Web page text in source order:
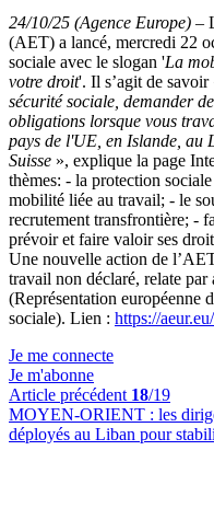
24/10/25 (Agence Europe) –
(AET) a lancé, mercredi 22
sociale avec le slogan 'La
votre droit'. Il s’agit de savoir
sécurité sociale, demander
obligations lorsque vous
pays de l'UE, en Islande, au
Suisse », explique la page
thèmes: - la protection
mobilité liée au travail; - le
recrutement transfrontière; -
prévoir et faire valoir ses
Une nouvelle action de
travail non déclaré, relate
(Représentation européenne
sociale). Lien : https://
Je me connecte
Je m'abonne
Article précédent 18/19
MOYEN-ORIENT : les
déployés au Liban pour